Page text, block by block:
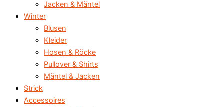
Jacken & Mäntel
Winter
Blusen
Kleider
Hosen & Röcke
Pullover & Shirts
Mäntel & Jacken
Strick
Accessoires